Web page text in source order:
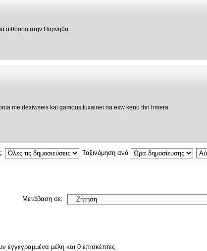
αιθουσα στην Παρνηθα.
me dexiwseis kai gamous,tuxainei na exw keno thn hmera
Ταξινόμηση ανά
Μετάβαση σε:
εγγεγραμμένα μέλη και 0 επισκέπτες